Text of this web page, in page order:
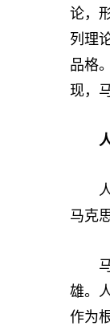
论，
列理
品格
现，
人
马克
马
雄。
作为